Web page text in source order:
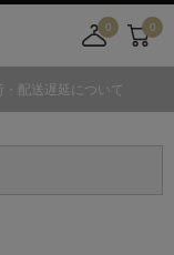
0
舗
カ
0
配送遅延について